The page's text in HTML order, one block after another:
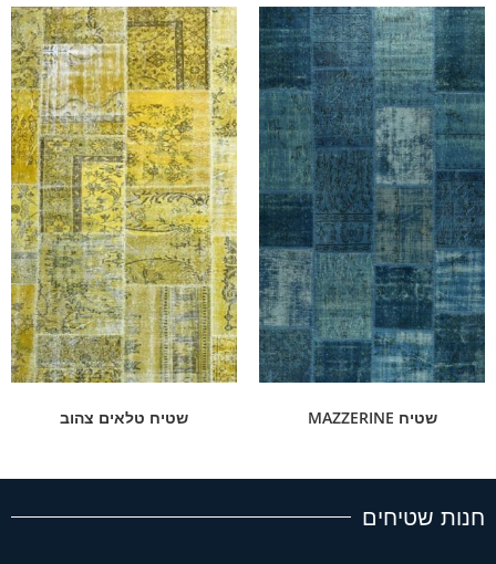
שטיח MAZZERINE שטיח טלאים צהוב
חנות שטיחים